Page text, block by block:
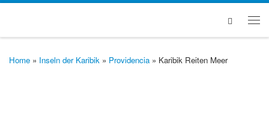
Search
Home » Inseln der Karibik » Providencia» Karibik Reiten Meer